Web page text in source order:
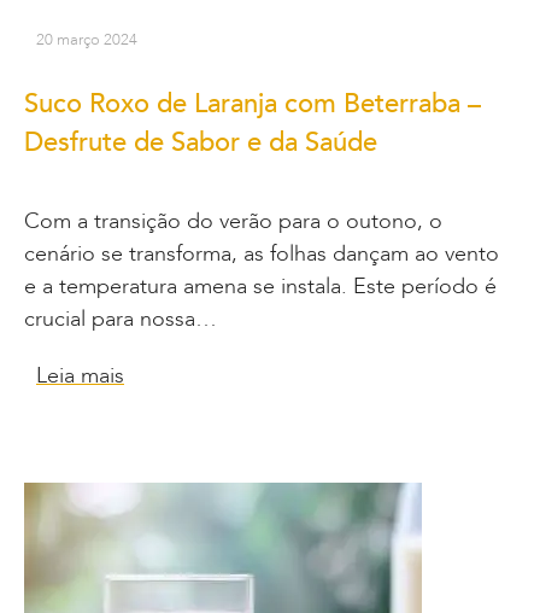
20 março 2024
Suco Roxo de Laranja com Beterraba –
Desfrute de Sabor e da Saúde
Com a transição do verão para o outono, o
cenário se transforma, as folhas dançam ao vento
e a temperatura amena se instala. Este período é
crucial para nossa…
Leia mais